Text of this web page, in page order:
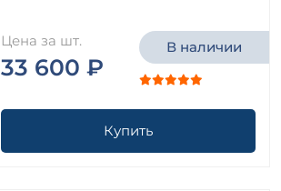
Цена за шт.
33 600 ₽
В наличии
Купить